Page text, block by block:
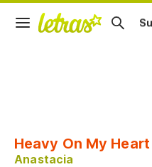
Heavy On My Heart
Anastacia
Practicar la